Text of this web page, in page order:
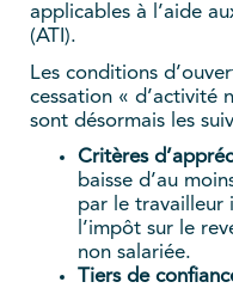
applicables à l’aide
(ATI).
Les conditions
cessation « d’activité
sont désormais les
Critères
baisse d’au
par le travailleur
l’impôt sur le
non salariée.
Tiers de